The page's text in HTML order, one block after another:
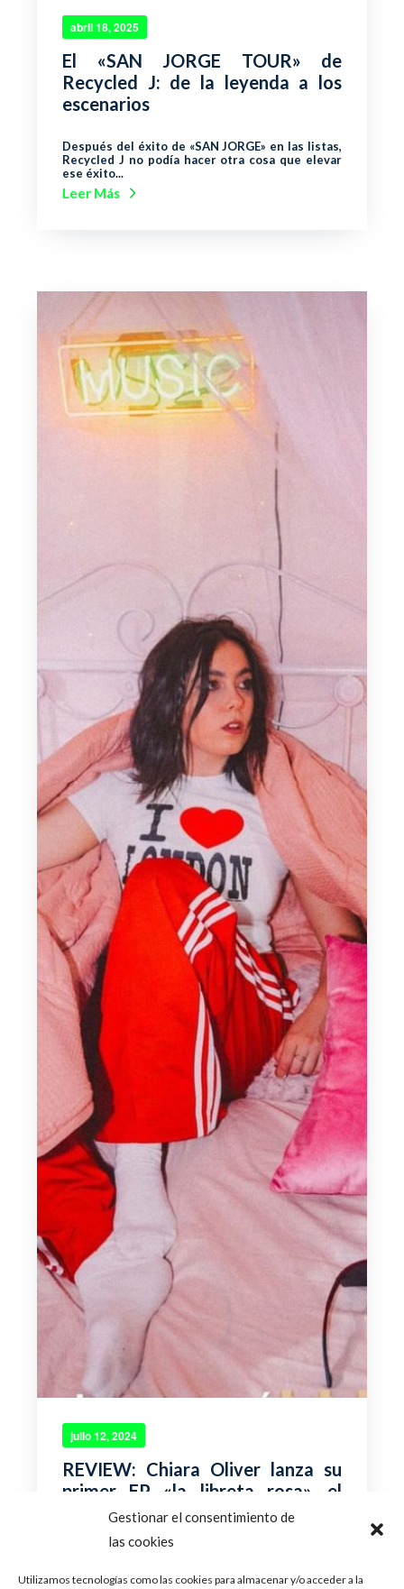
Gestionar el consentimiento de
las cookies
Utilizamos tecnologías como las cookies para almacenar y/o acceder a la
abril 18, 2025
El «SAN JORGE TOUR» de
Recycled J: de la leyenda a los
escenarios
Después del éxito de «SAN JORGE» en las listas,
Recycled J no podía hacer otra cosa que elevar
ese éxito...
Leer Más
julio 12, 2024
REVIEW: Chiara Oliver lanza su
primer EP «la libreta rosa», el
comienzo de un camino lleno de
éxitos
Cinco meses después de su salida de Operación